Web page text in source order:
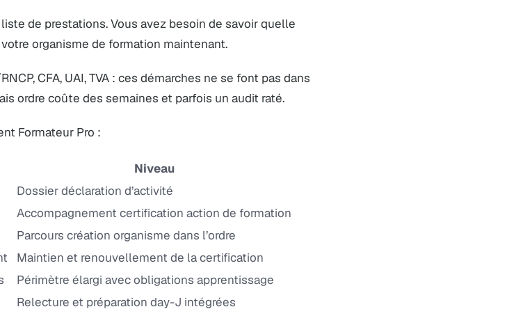
liste de prestations. Vous avez besoin de savoir quelle
organisme de formation maintenant.
CFA, UAI, TVA : ces démarches ne se font pas dans
ordre coûte des semaines et parfois un audit raté.
Formateur Pro :
Niveau
Dossier déclaration d’activité
Accompagnement certification action de formation
Parcours création organisme dans l’ordre
Maintien et renouvellement de la certification
Périmètre élargi avec obligations apprentissage
Relecture et préparation day-J intégrées